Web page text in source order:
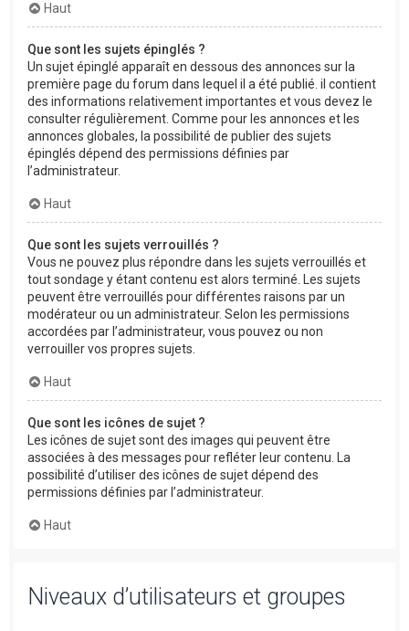
Haut
Que sont les sujets épinglés ?
Un sujet épinglé apparaît en dessous des annonces sur la
première page du forum dans lequel il a été publié. il contient
des informations relativement importantes et vous devez le
consulter régulièrement. Comme pour les annonces et les
annonces globales, la possibilité de publier des sujets
épinglés dépend des permissions définies par
l’administrateur.
Haut
Que sont les sujets verrouillés ?
Vous ne pouvez plus répondre dans les sujets verrouillés et
tout sondage y étant contenu est alors terminé. Les sujets
peuvent être verrouillés pour différentes raisons par un
modérateur ou un administrateur. Selon les permissions
accordées par l’administrateur, vous pouvez ou non
verrouiller vos propres sujets.
Haut
Que sont les icônes de sujet ?
Les icônes de sujet sont des images qui peuvent être
associées à des messages pour refléter leur contenu. La
possibilité d’utiliser des icônes de sujet dépend des
permissions définies par l’administrateur.
Haut
Niveaux d’utilisateurs et groupes